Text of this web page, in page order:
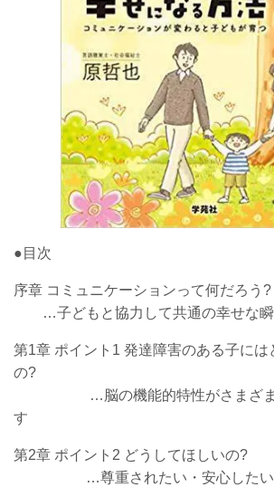
●目次
序章 コミュニケーションって何だろう?
…子どもと協力して共通の幸せな瞬
第1章 ポイント1 発達障害のある子には
の?
…脳の機能的特性がさまざまな
す
第2章 ポイント2 どうしてほしいの?
…尊重されたい・安心したい・